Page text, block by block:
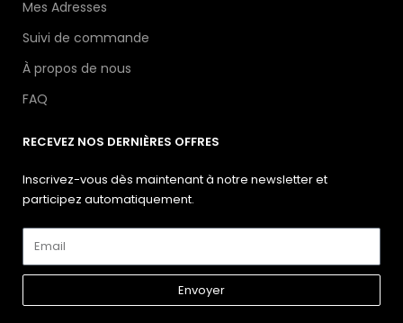
Mes Adresses
Suivi de commande
À propos de nous
FAQ
RECEVEZ NOS DERNIÈRES OFFRES
Inscrivez-vous dès maintenant à notre newsletter et
participez automatiquement.
Envoyer